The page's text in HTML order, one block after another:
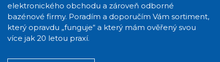
elektronického obchodu a zároveň odborné
bazénové firmy. Poradím a doporučím Vám sortiment,
který opravdu „funguje“ a který mám ověřený svou
více jak 20 letou praxí.